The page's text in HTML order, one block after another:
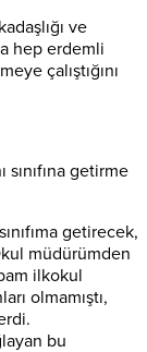
ve
hep erdemli
çalıştığını
getirme
getirecek,
müdürümden
ilkokul
olmamıştı,
bu